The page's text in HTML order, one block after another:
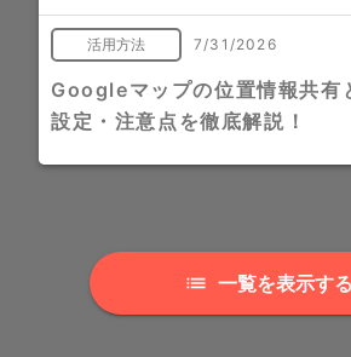
活用方法 7/31/2026
Googleマップの位置情報共有
設定・注意点を徹底解説！
一覧を表示する